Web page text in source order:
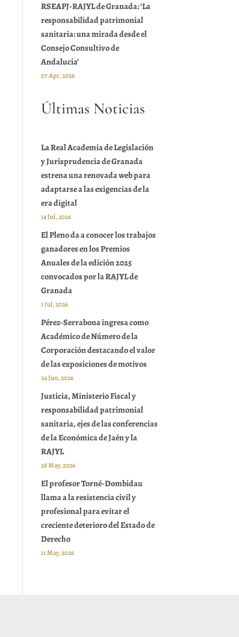
RSEAPJ-RAJYL de Granada: ‘La
responsabilidad patrimonial
sanitaria: una mirada desde el
Consejo Consultivo de
Andalucía’
07 Apr, 2026
Últimas Noticias
La Real Academia de Legislación
y Jurisprudencia de Granada
estrena una renovada web para
adaptarse a las exigencias de la
era digital
14 Jul, 2026
El Pleno da a conocer los trabajos
ganadores en los Premios
Anuales de la edición 2025
convocados por la RAJYL de
Granada
1 Jul, 2026
Pérez-Serrabona ingresa como
Académico de Número de la
Corporación destacando el valor
de las exposiciones de motivos
24 Jun, 2026
Justicia, Ministerio Fiscal y
responsabilidad patrimonial
sanitaria, ejes de las conferencias
de la Económica de Jaén y la
RAJYL
28 May, 2026
El profesor Torné-Dombidau
llama a la resistencia civil y
profesional para evitar el
creciente deterioro del Estado de
Derecho
11 May, 2026